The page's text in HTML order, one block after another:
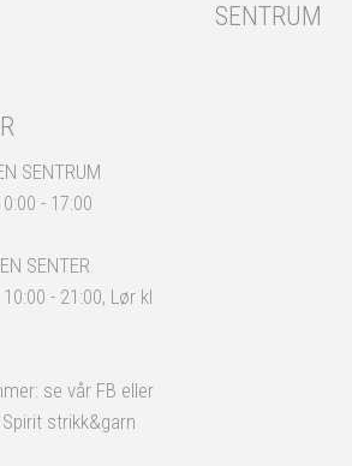
SENTRUM
- 17:00
SENTER
- 21:00, Lør kl
se vår FB eller
strikk&garn
SENTRUM